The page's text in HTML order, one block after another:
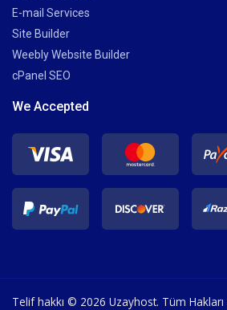
E-mail Services
Site Builder
Weebly Website Builder
cPanel SEO
We Accepted
Telif hakkı © 2026 Uzayhost. Tüm Hakları